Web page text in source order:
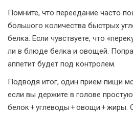
Помните, что переедание часто
большого количества быстрых
белка. Если чувствуете, что
ли в блюде белка и овощей.
аппетит будет под контролем.
Подводя итог, один прием пищи
если вы держите в голове
белок + углеводы + овощи + жиры.